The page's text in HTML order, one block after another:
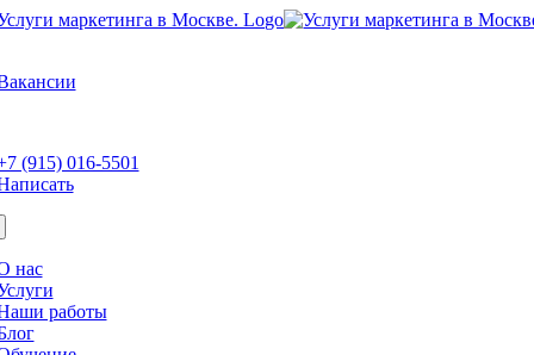
Skip
(915) 016-5501
нас
работы